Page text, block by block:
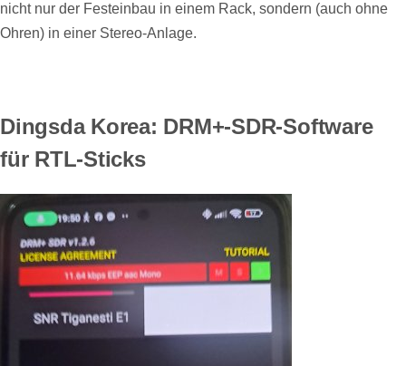
nicht nur der Festeinbau in einem Rack, sondern (auch ohne
Ohren) in einer Stereo-Anlage.
Dingsda Korea: DRM+-SDR-Software
für RTL-Sticks